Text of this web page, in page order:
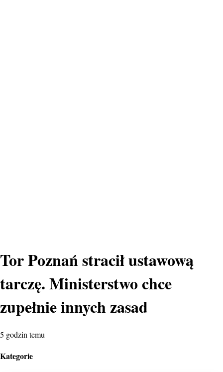
Tor Poznań stracił ustawową
tarczę. Ministerstwo chce
zupełnie innych zasad
5 godzin temu
Kategorie